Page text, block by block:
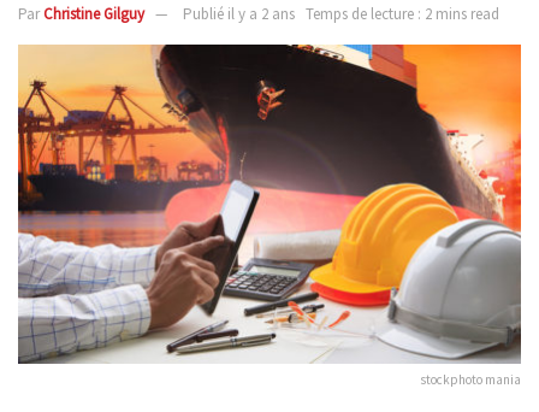
ParChristine Gilguy Publié il y a 2 ans Temps de lecture : 2 mins read
stockphoto mania